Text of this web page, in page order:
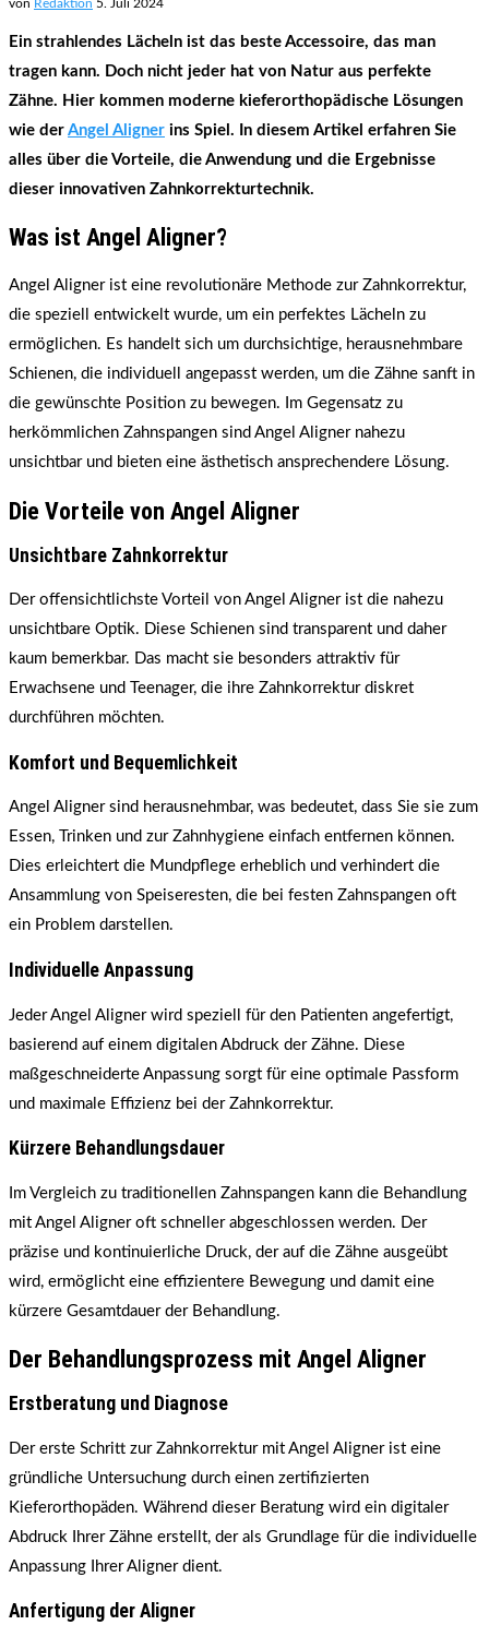
von Redaktion 5. Juli 2024
Ein strahlendes Lächeln ist das beste Accessoire, das man
tragen kann. Doch nicht jeder hat von Natur aus perfekte
Zähne. Hier kommen moderne kieferorthopädische Lösungen
wie der Angel Aligner ins Spiel. In diesem Artikel erfahren Sie
alles über die Vorteile, die Anwendung und die Ergebnisse
dieser innovativen Zahnkorrekturtechnik.
Was ist Angel Aligner?
Angel Aligner ist eine revolutionäre Methode zur Zahnkorrektur,
die speziell entwickelt wurde, um ein perfektes Lächeln zu
ermöglichen. Es handelt sich um durchsichtige, herausnehmbare
Schienen, die individuell angepasst werden, um die Zähne sanft in
die gewünschte Position zu bewegen. Im Gegensatz zu
herkömmlichen Zahnspangen sind Angel Aligner nahezu
unsichtbar und bieten eine ästhetisch ansprechendere Lösung.
Die Vorteile von Angel Aligner
Unsichtbare Zahnkorrektur
Der offensichtlichste Vorteil von Angel Aligner ist die nahezu
unsichtbare Optik. Diese Schienen sind transparent und daher
kaum bemerkbar. Das macht sie besonders attraktiv für
Erwachsene und Teenager, die ihre Zahnkorrektur diskret
durchführen möchten.
Komfort und Bequemlichkeit
Angel Aligner sind herausnehmbar, was bedeutet, dass Sie sie zum
Essen, Trinken und zur Zahnhygiene einfach entfernen können.
Dies erleichtert die Mundpflege erheblich und verhindert die
Ansammlung von Speiseresten, die bei festen Zahnspangen oft
ein Problem darstellen.
Individuelle Anpassung
Jeder Angel Aligner wird speziell für den Patienten angefertigt,
basierend auf einem digitalen Abdruck der Zähne. Diese
maßgeschneiderte Anpassung sorgt für eine optimale Passform
und maximale Effizienz bei der Zahnkorrektur.
Kürzere Behandlungsdauer
Im Vergleich zu traditionellen Zahnspangen kann die Behandlung
mit Angel Aligner oft schneller abgeschlossen werden. Der
präzise und kontinuierliche Druck, der auf die Zähne ausgeübt
wird, ermöglicht eine effizientere Bewegung und damit eine
kürzere Gesamtdauer der Behandlung.
Der Behandlungsprozess mit Angel Aligner
Erstberatung und Diagnose
Der erste Schritt zur Zahnkorrektur mit Angel Aligner ist eine
gründliche Untersuchung durch einen zertifizierten
Kieferorthopäden. Während dieser Beratung wird ein digitaler
Abdruck Ihrer Zähne erstellt, der als Grundlage für die individuelle
Anpassung Ihrer Aligner dient.
Anfertigung der Aligner